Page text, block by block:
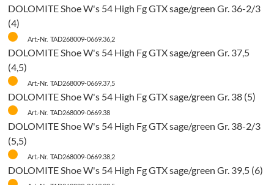
DOLOMITE Shoe W's 54 High Fg GTX sage/green Gr. 36-2/3
(4)
Art.-Nr. TAD268009-0669.36,2
DOLOMITE Shoe W's 54 High Fg GTX sage/green Gr. 37,5
(4,5)
Art.-Nr. TAD268009-0669.37,5
DOLOMITE Shoe W's 54 High Fg GTX sage/green Gr. 38 (5)
Art.-Nr. TAD268009-0669.38
DOLOMITE Shoe W's 54 High Fg GTX sage/green Gr. 38-2/3
(5,5)
Art.-Nr. TAD268009-0669.38,2
DOLOMITE Shoe W's 54 High Fg GTX sage/green Gr. 39,5 (6)